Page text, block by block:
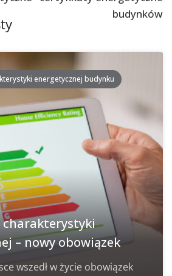
budynków
energetycznej budynku
charakterystyki
– nowy obowiązek
wszedł w życie obowiązek